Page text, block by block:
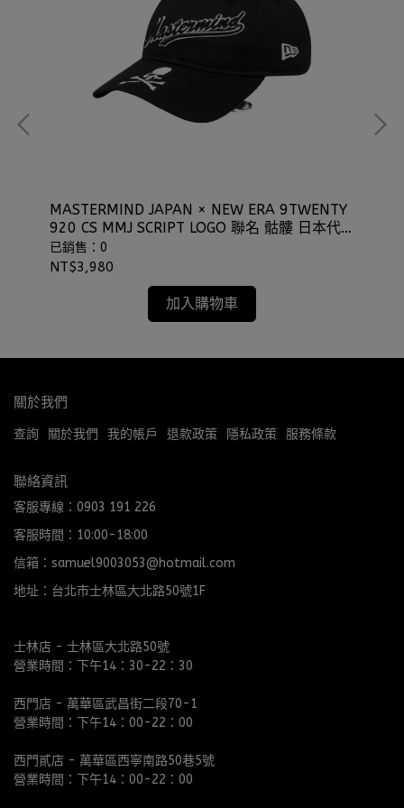
MASTERMIND JAPAN × NEW ERA 9TWENTY
920 CS MMJ SCRIPT LOGO 聯名 骷髏 日本代
購 ⫷ScrewCap⫸
已銷售：0
NT$3,980
加入購物車
關於我們
查詢 關於我們 我的帳戶 退款政策 隱私政策 服務條款
聯絡資訊
客服專線：0903 191 226
客服時間：10:00-18:00
信箱：samuel9003053@hotmail.com
地址：台北市士林區大北路50號1F
士林店 - 士林區大北路50號
營業時間：下午14：30-22：30
西門店 - 萬華區武昌街二段70-1
營業時間：下午14：00-22：00
西門貳店 - 萬華區西寧南路50巷5號
營業時間：下午14：00-22：00